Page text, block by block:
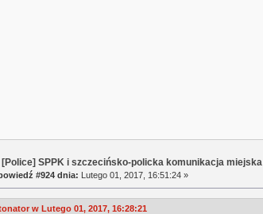
[Police] SPPK i szczecińsko-policka komunikacja miejska
#924 dnia: Lutego 01, 2017, 16:51:24 »
w Lutego 01, 2017, 16:28:21